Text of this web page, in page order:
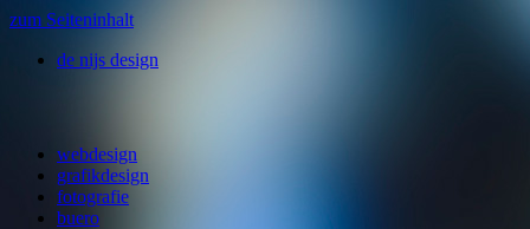
zum Seiteninhalt
de nijs design
webdesign
grafikdesign
fotografie
buero